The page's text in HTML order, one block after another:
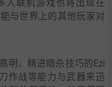
与世界上的其他玩家对
明、精进暗杀技巧的Ezi
作战等能力与武器来迅